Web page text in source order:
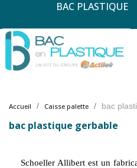
BAC PLASTIQUE
Accueil Caisse palette bac
bac plastique gerbable
Schoeller Allibert est un